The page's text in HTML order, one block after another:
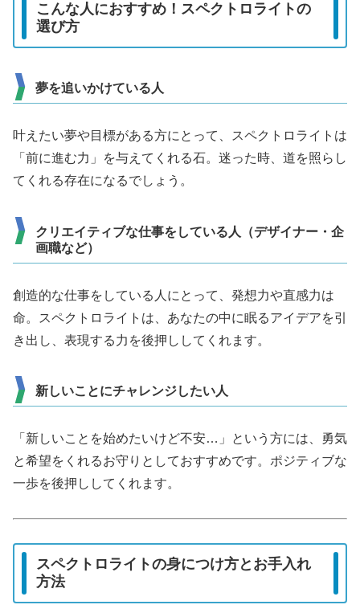
こんな人におすすめ！スペクトロライトの
選び方
夢を追いかけている人
叶えたい夢や目標がある方にとって、スペクトロライトは
「前に進む力」を与えてくれる石。迷った時、道を照らし
てくれる存在になるでしょう。
クリエイティブな仕事をしている人（デザイナー・企
画職など）
創造的な仕事をしている人にとって、発想力や直感力は
命。スペクトロライトは、あなたの中に眠るアイデアを引
き出し、表現する力を後押ししてくれます。
新しいことにチャレンジしたい人
「新しいことを始めたいけど不安…」という方には、勇気
と希望をくれるお守りとしておすすめです。ポジティブな
一歩を後押ししてくれます。
スペクトロライトの身につけ方とお手入れ
方法